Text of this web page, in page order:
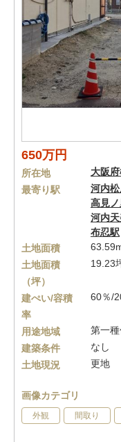
650万円
所在地 大阪府
最寄り駅
河内
高見
河内
布忍駅
土地面積
土地面積
（坪）
19.23
建ぺい/容積
率
60％/
用途地域
第一
建築条件
なし
土地現況
更地
画像カテゴリ
外観 間取り